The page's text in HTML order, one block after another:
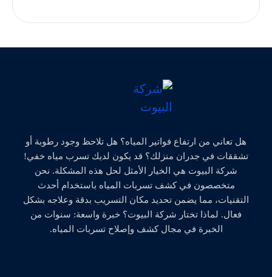
هل تعاني من ارتفاع فواتير المياه؟ هل تلاحظ وجود رطوبة أو
تشققات في جدران منزلك؟ قد يكون لديك تسرب مياه خفي!
شركة البيوت هي الخيار الأمثل لحل هذه المشكلة. نحن
متخصصون في كشف تسربات المياه باستخدام أحدث
التقنيات، مما يضمن تحديد مكان التسريب بدقة وعلاجه بشكل
فعال. لماذا تختار شركة البيوت؟ خبرة واسعة: سنوات من
الخبرة في مجال كشف وإصلاح تسربات المياه.